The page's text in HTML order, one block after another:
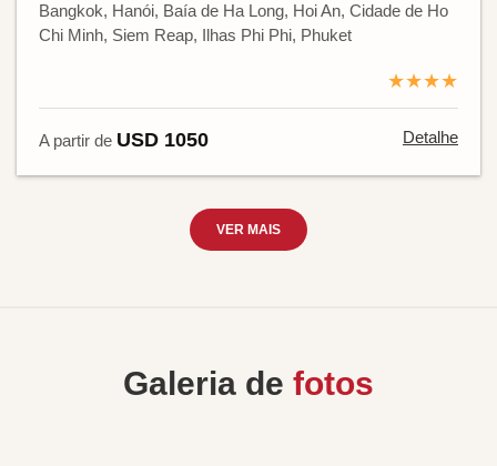
Bangkok, Hanói, Baía de Ha Long, Hoi An, Cidade de Ho
Chi Minh, Siem Reap, Ilhas Phi Phi, Phuket
★★★★
A partir de USD 1050 Detalhe
VER MAIS
Galeria de fotos